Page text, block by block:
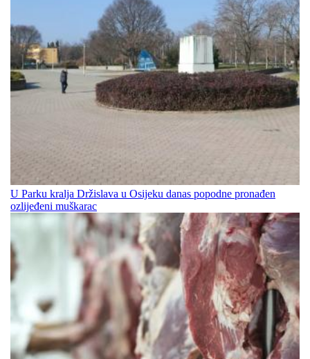
U Parku kralja Držislava u Osijeku danas popodne pronađen
ozlijeđeni muškarac